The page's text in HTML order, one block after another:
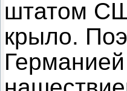
штатом
крыло.